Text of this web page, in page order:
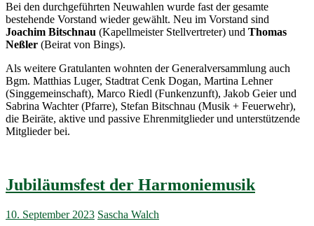
Bei den durchgeführten Neuwahlen wurde fast der gesamte
bestehende Vorstand wieder gewählt. Neu im Vorstand sind
Joachim Bitschnau (Kapellmeister Stellvertreter) und Thomas
Neßler (Beirat von Bings).
Als weitere Gratulanten wohnten der Generalversammlung auch
Bgm. Matthias Luger, Stadtrat Cenk Dogan, Martina Lehner
(Singgemeinschaft), Marco Riedl (Funkenzunft), Jakob Geier und
Sabrina Wachter (Pfarre), Stefan Bitschnau (Musik + Feuerwehr),
die Beiräte, aktive und passive Ehrenmitglieder und unterstützende
Mitglieder bei.
Jubiläumsfest der Harmoniemusik
10. September 2023 Sascha Walch